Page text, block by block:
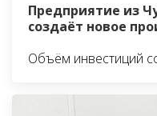
Предприятие из
создаёт новое
Объём инвестиций